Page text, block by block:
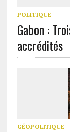
POLITIQUE
Gabon :
accrédités
GÉOPOLITIQUE